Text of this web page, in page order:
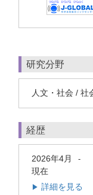
研究分野
人文・社会 / 社
経歴
2026年4月 -
現在
▶ 詳細を見る